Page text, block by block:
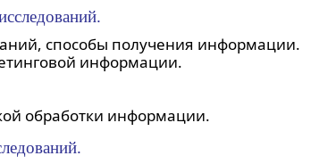
способы получения информации.
информации.
обработки информации.